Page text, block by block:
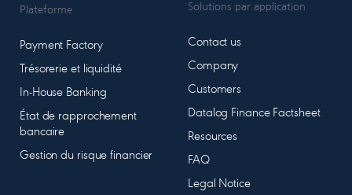
Plateforme
Payment Factory
Trésorerie et liquidité
In-House Banking
État de rapprochement
bancaire
Gestion du risque financier
Solutions par application
Contact us
Company
Customers
Datalog Finance Factsheet
Resources
FAQ
Legal Notice